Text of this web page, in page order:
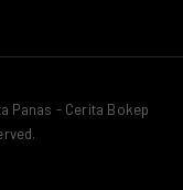
Panas - Cerita Bokep